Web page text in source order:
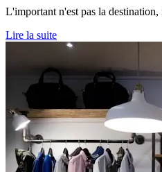
L'important n'est pas la
Lire la suite